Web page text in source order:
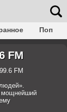
Поп
Фолк
FM
FM
мощнейший